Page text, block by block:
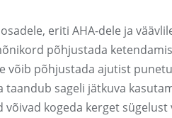
eriti AHA-dele ja
põhjustada
võib põhjustada ajutist
sageli jätkuva
võivad kogeda kerget